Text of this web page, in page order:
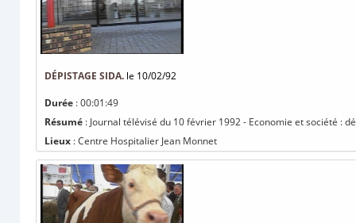
DÉPISTAGE SIDA. le 10/02/92
Durée : 00:01:49
Résumé : Journal télévisé du 10 février 1992 - Economie et société :
Lieux : Centre Hospitalier Jean Monnet